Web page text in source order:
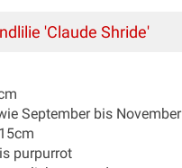
'Claude Shride'
September bis November
purpurrot